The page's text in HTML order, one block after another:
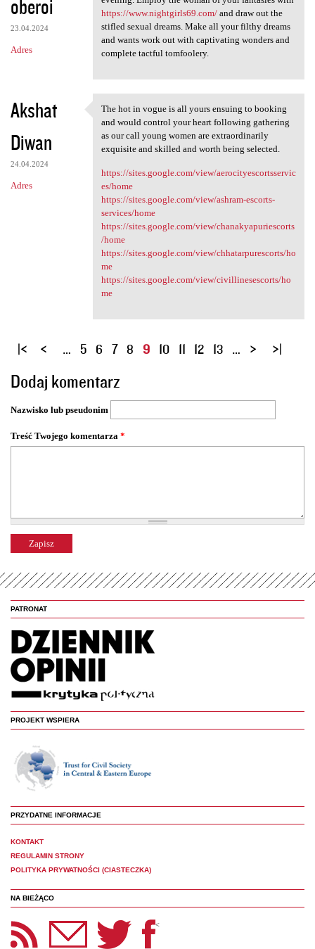
oberoi
23.04.2024
Adres
https://www.nightgirls69.com/and draw out the
stifled sexual dreams. Make all your filthy dreams
and wants work out with captivating wonders and
complete tactful tomfoolery.
Akshat
Diwan
24.04.2024
Adres
The hot in vogue is all yours
The hot in vogue is all yours ensuing to booking
and would control your heart following gathering
as our call young women are extraordinarily
exquisite and skilled and worth being selected.
https://sites.google.com/view/aerocityescortsservic
es/home
https://sites.google.com/view/ashram-escorts-
services/home
https://sites.google.com/view/chanakyapuriescorts
/home
https://sites.google.com/view/chhatarpurescorts/ho
me
https://sites.google.com/view/civillinesescorts/ho
me
S
r
o
n
y
… 5 6 7 8 9 10 11 12 13 …
Dodaj komentarz
Nazwisko lub pseudonim
Treść Twojego komentarza *
PATRONAT
PROJEKT WSPIERA
PRZYDATNE INFORMACJE
KONTAKT
REGULAMIN STRONY
POLITYKA PRYWATNOŚCI (CIASTECZKA)
NA BIEŻĄCO
Panoptyka Facebook <